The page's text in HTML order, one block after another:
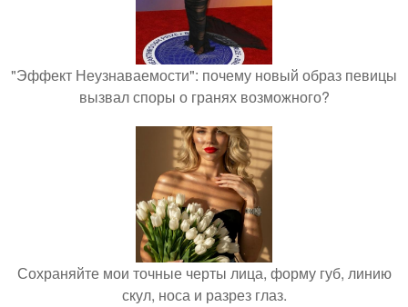
"Эффект Неузнаваемости": почему новый образ певицы
вызвал споры о гранях возможного?
Сохраняйте мои точные черты лица, форму губ, линию
скул, носа и разрез глаз.